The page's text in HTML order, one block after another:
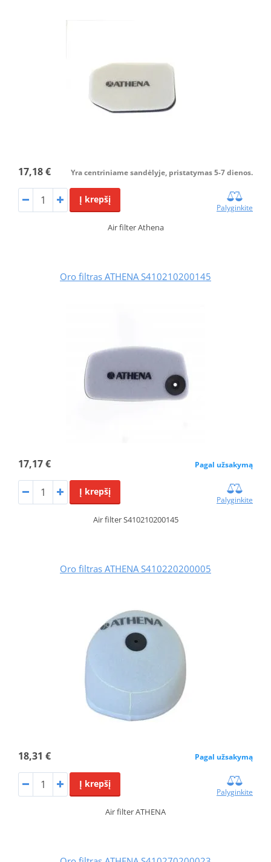
17,18 € Yra centriniame sandėlyje, pristatymas 5-7 dienos.
Į krepšį
Palyginkite
Air filter Athena
Oro filtras ATHENA S410210200145
17,17 € Pagal užsakymą
Į krepšį
Palyginkite
Air filter S410210200145
Oro filtras ATHENA S410220200005
18,31 € Pagal užsakymą
Į krepšį
Palyginkite
Air filter ATHENA